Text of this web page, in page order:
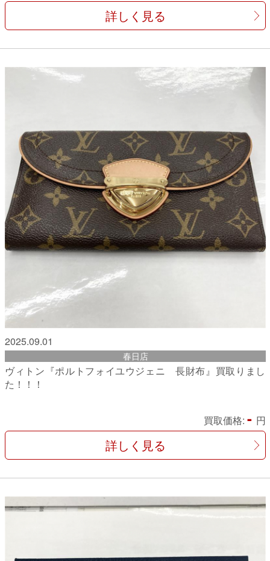
詳しく見る
2025.09.01
春日店
ヴィトン『ポルトフォイユウジェニ 長財布』買取りまし
た！！！
買取価格: - 円
詳しく見る